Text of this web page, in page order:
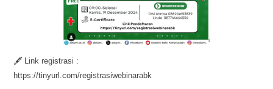
🖋️ Link registrasi :
https://tinyurl.com/registrasiwebinarabk